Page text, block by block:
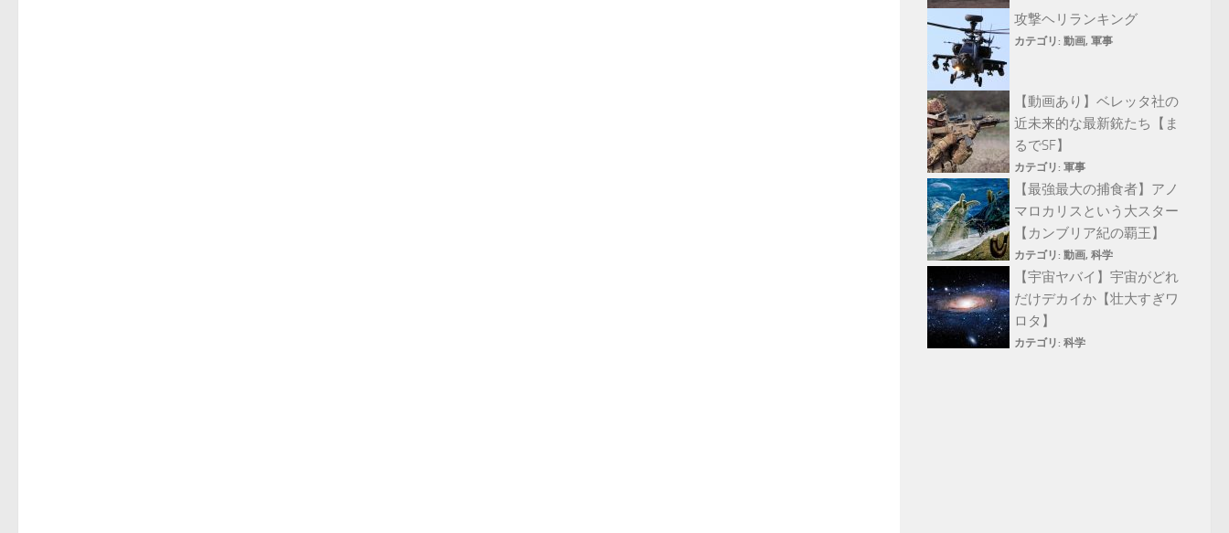
攻撃ヘリランキング
カテゴリ: 動画, 軍事
【動画あり】ベレッタ社の
近未来的な最新銃たち【ま
るでSF】
カテゴリ: 軍事
【最強最大の捕食者】アノ
マロカリスという大スター
【カンブリア紀の覇王】
カテゴリ: 動画, 科学
【宇宙ヤバイ】宇宙がどれ
だけデカイか【壮大すぎワ
ロタ】
カテゴリ: 科学